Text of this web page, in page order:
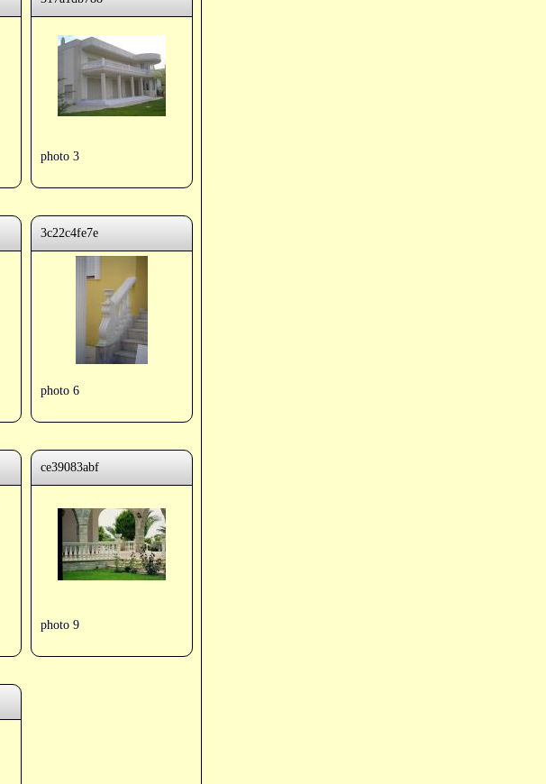
photo 3
3c22c4fe7e
photo 6
ce39083abf
photo 9